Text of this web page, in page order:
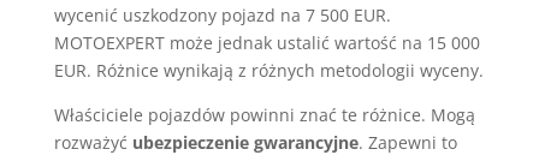
wycenić uszkodzony pojazd na 7 500 EUR.
MOTOEXPERT może jednak ustalić wartość na 15 000
EUR. Różnice wynikają z różnych metodologii wyceny.
Właściciele pojazdów powinni znać te różnice. Mogą
rozważyć ubezpieczenie gwarancyjne. Zapewni to